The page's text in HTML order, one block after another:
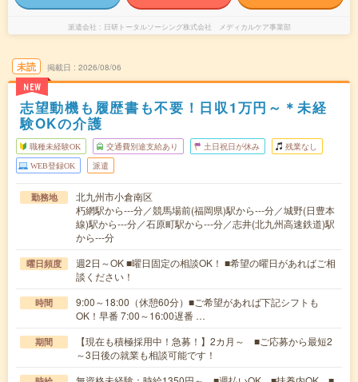
派遣会社 日研トータルソーシング株式会社 メディカルケア事業部
未読
NEW
掲載日 2026/08/06
志望動機も履歴書も不要！日収1万円～＊未経
験OKの介護
職種未経験OK 交通費別途支給あり 土日祝日が休み 残業なし
WEB登録OK 派遣
勤務地
北九州市小倉南区
朽網駅から---分／競馬場前(福岡県)駅から---分／城野(日豊本
線)駅から---分／石原町駅から---分／志井(北九州高速鉄道)駅
から---分
曜日頻度
週2日～OK ■曜日固定の相談OK！ ■希望の曜日があればご相
談ください！
時間
9:00～18:00（休憩60分）■ご希望があれば下記シフトも
OK！早番 7:00～16:00遅番 …
期間
【現在も積極採用中！急募！】2カ月～ ■ご応募から最短2
～3日後の就業も相談可能です！